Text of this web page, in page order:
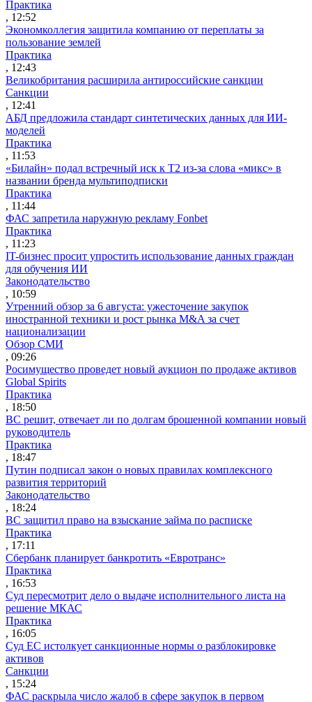
Практика
, 12:52
Экономколлегия защитила компанию от переплаты за
пользование землей
Практика
, 12:43
Великобритания расширила антироссийские санкции
Санкции
, 12:41
АБД предложила стандарт синтетических данных для ИИ-
моделей
Практика
, 11:53
«Билайн» подал встречный иск к Т2 из-за слова «микс» в
названии бренда мультиподписки
Практика
, 11:44
ФАС запретила наружную рекламу Fonbet
Практика
, 11:23
IT-бизнес просит упростить использование данных граждан
для обучения ИИ
Законодательство
, 10:59
Утренний обзор за 6 августа: ужесточение закупок
иностранной техники и рост рынка M&A за счет
национализации
Обзор СМИ
, 09:26
Росимущество проведет новый аукцион по продаже активов
Global Spirits
Практика
, 18:50
ВС решит, отвечает ли по долгам брошенной компании новый
руководитель
Практика
, 18:47
Путин подписал закон о новых правилах комплексного
развития территорий
Законодательство
, 18:24
ВС защитил право на взыскание займа по расписке
Практика
, 17:11
Сбербанк планирует банкротить «Евротранс»
Практика
, 16:53
Суд пересмотрит дело о выдаче исполнительного листа на
решение МКАС
Практика
, 16:05
Суд ЕС истолкует санкционные нормы о разблокировке
активов
Санкции
, 15:24
ФАС раскрыла число жалоб в сфере закупок в первом